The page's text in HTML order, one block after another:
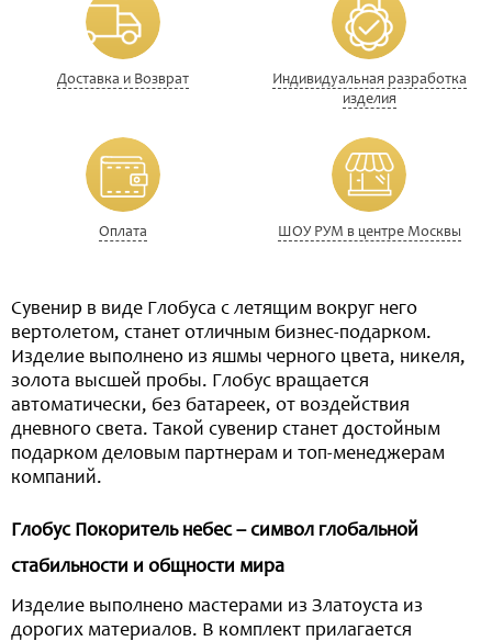
Доставка и Возврат
Индивидуальная разработка
изделия
Оплата ШОУ РУМ в центре Москвы
Сувенир в виде Глобуса с летящим вокруг него
вертолетом, станет отличным бизнес-подарком.
Изделие выполнено из яшмы черного цвета, никеля,
золота высшей пробы. Глобус вращается
автоматически, без батареек, от воздействия
дневного света. Такой сувенир станет достойным
подарком деловым партнерам и топ-менеджерам
компаний.
Глобус Покоритель небес – символ глобальной
стабильности и общности мира
Изделие выполнено мастерами из Златоуста из
дорогих материалов. В комплект прилагается